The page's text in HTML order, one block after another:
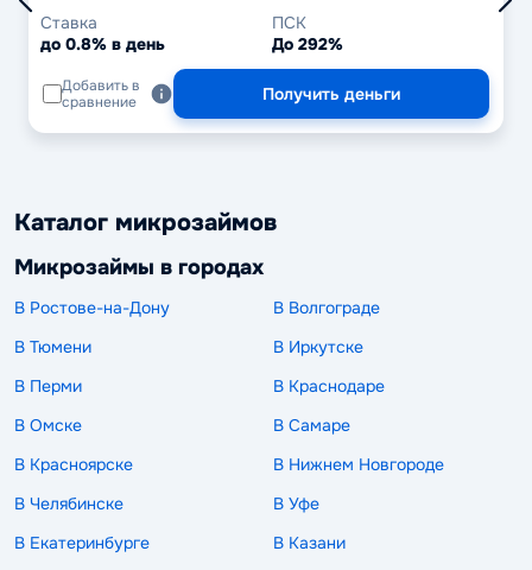
Ставка
до 0.8% в день
ПСК
До 292%
Добавить в
сравнение
Получить деньги
Каталог микрозаймов
Микрозаймы в городах
В Ростове-на-Дону
В Волгограде
В Тюмени
В Иркутске
В Перми
В Краснодаре
В Омске
В Самаре
В Красноярске
В Нижнем Новгороде
В Челябинске
В Уфе
В Екатеринбурге
В Казани